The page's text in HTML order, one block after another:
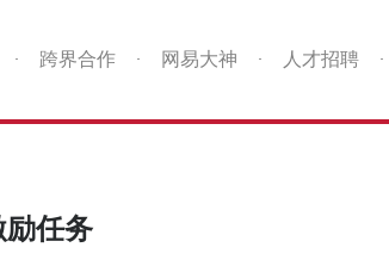
· 跨界合作 · 网易大神 · 人才招聘 ·
励任务